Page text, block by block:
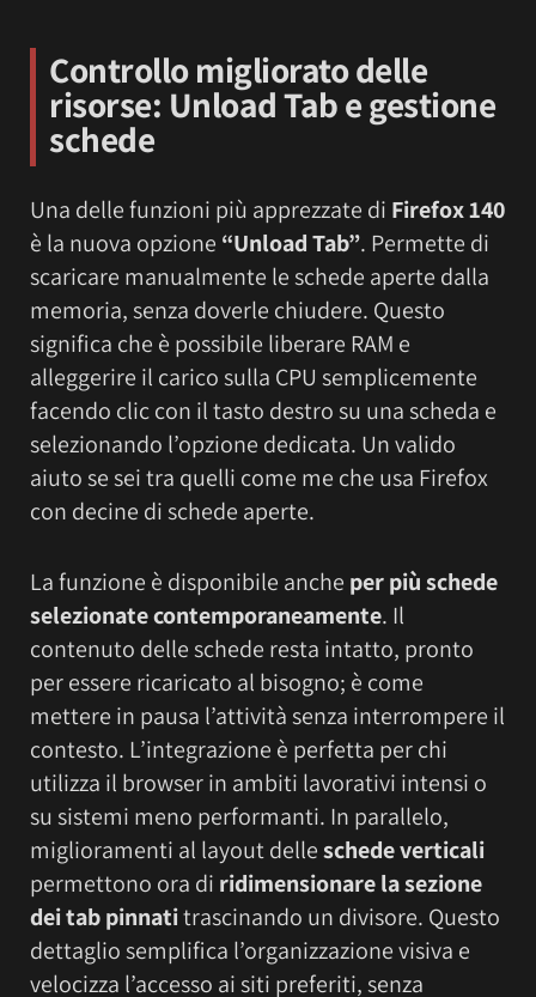
Controllo migliorato delle
risorse: Unload Tab e gestione
schede
Una delle funzioni più apprezzate di Firefox 140
è la nuova opzione “Unload Tab”. Permette di
scaricare manualmente le schede aperte dalla
memoria, senza doverle chiudere. Questo
significa che è possibile liberare RAM e
alleggerire il carico sulla CPU semplicemente
facendo clic con il tasto destro su una scheda e
selezionando l’opzione dedicata. Un valido
aiuto se sei tra quelli come me che usa Firefox
con decine di schede aperte.
La funzione è disponibile anche per più schede
selezionate contemporaneamente. Il
contenuto delle schede resta intatto, pronto
per essere ricaricato al bisogno; è come
mettere in pausa l’attività senza interrompere il
contesto. L’integrazione è perfetta per chi
utilizza il browser in ambiti lavorativi intensi o
su sistemi meno performanti. In parallelo,
miglioramenti al layout delleschede verticali
permettono ora di ridimensionare la sezione
dei tab pinnatitrascinando un divisore. Questo
dettaglio semplifica l’organizzazione visiva e
velocizza l’accesso ai siti preferiti, senza